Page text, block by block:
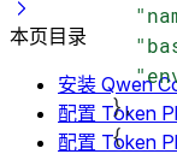
      },
      {
本页目录
安装 Qwen
配置 Token
配置 Token